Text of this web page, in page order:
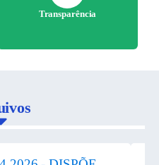
Transparência